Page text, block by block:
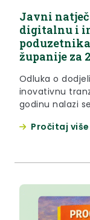
Javni
digitalnu i
županije za
Odluka o
inovativnu
godinu nalazi
ispod teksta 1.
Pročitaj više